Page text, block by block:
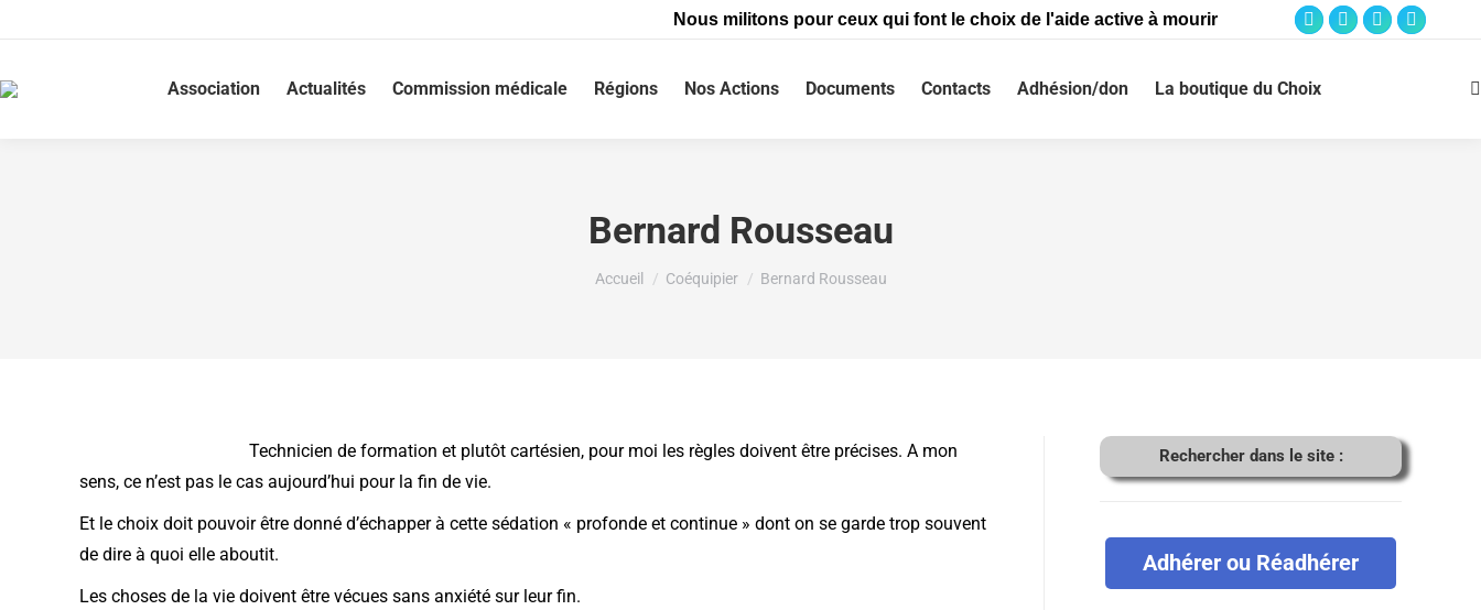
Nous militons pour ceux qui font le choix de l'aide active à mourir
Association Actualités Commission médicale Régions Nos Actions Documents Contacts Adhésion/don La boutique du Choix
Bernard Rousseau
Vous êtes ici :
Accueil Coéquipier Bernard Rousseau
Technicien de formation et plutôt cartésien, pour moi les règles doivent être précises. A mon
sens, ce n’est pas le cas aujourd’hui pour la fin de vie.
Et le choix doit pouvoir être donné d’échapper à cette sédation « profonde et continue » dont on se garde trop souvent
de dire à quoi elle aboutit.
Les choses de la vie doivent être vécues sans anxiété sur leur fin.
Rechercher dans le site :
Adhérer ou Réadhérer